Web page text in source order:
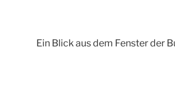
Ein Blick aus dem Fenster der